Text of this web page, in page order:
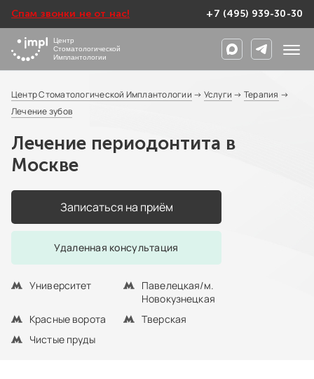
Спам звонки не от нас! +7 (495) 939-30-30
Центр
Стоматологической
Имплантологии
Центр Стоматологической Имплантологии → Услуги → Терапия →
Лечение зубов
Лечение периодонтита в
Москве
Записаться на приём
Удаленная консультация
Университет
Красные ворота
Чистые пруды
Павелецкая/м.
Новокузнецкая
Тверская